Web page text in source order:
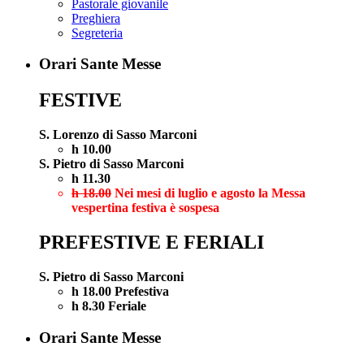
Pastorale giovanile
Preghiera
Segreteria
Orari Sante Messe
FESTIVE
S. Lorenzo di Sasso Marconi
h 10.00
S. Pietro di Sasso Marconi
h 11.30
h 18.00 Nei mesi di luglio e agosto la Messa
vespertina festiva è sospesa
PREFESTIVE E FERIALI
S. Pietro di Sasso Marconi
h 18.00 Prefestiva
h 8.30 Feriale
Orari Sante Messe